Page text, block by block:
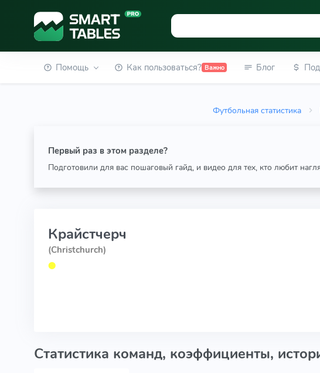
Помощь Как пользоваться? Важно Блог
Футбольная статистика
Первый раз в этом разделе?
Подготовили для вас пошаговый гайд, и видео для тех, кто любит
Крайстчерч
(Christchurch)
⬤
Статистика команд, коэффициенты,